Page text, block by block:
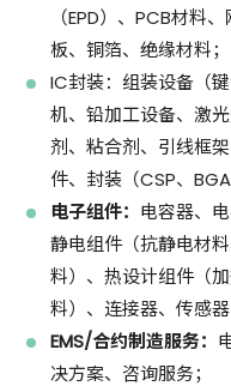
（EPD）、PCB材料
板、铜箔、绝缘材料；
IC封装：组装设备（
机、铅加工设备、激
剂、粘合剂、引线框
件、封装（CSP、
电子组件： 电容器、
静电组件（抗静电材
料）、热设计组件（
料）、连接器、传感器
EMS/合约制造服务：
决方案、咨询服务；